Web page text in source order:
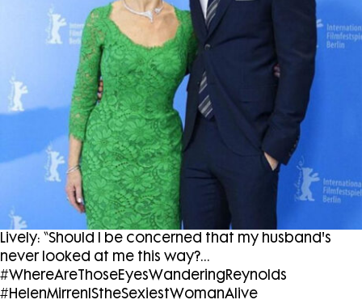
Lively: “Should I be concerned that my husband's
never looked at me this way?...
#WhereAreThoseEyesWanderingReynolds
#HelenMirrenIStheSexiestWomanAlive